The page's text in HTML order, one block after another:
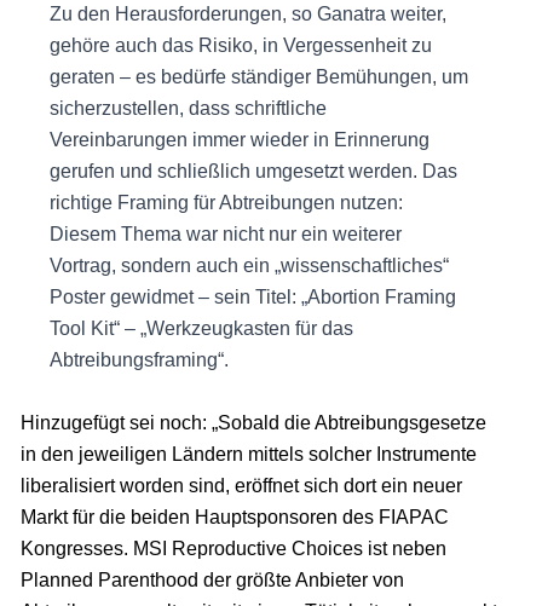
Zu den Herausforderungen, so Ganatra weiter,
gehöre auch das Risiko, in Vergessenheit zu
geraten – es bedürfe ständiger Bemühungen, um
sicherzustellen, dass schriftliche
Vereinbarungen immer wieder in Erinnerung
gerufen und schließlich umgesetzt werden. Das
richtige Framing für Abtreibungen nutzen:
Diesem Thema war nicht nur ein weiterer
Vortrag, sondern auch ein „wissenschaftliches“
Poster gewidmet – sein Titel: „Abortion Framing
Tool Kit“ – „Werkzeugkasten für das
Abtreibungsframing“.
Hinzugefügt sei noch: „Sobald die Abtreibungsgesetze
in den jeweiligen Ländern mittels solcher Instrumente
liberalisiert worden sind, eröffnet sich dort ein neuer
Markt für die beiden Hauptsponsoren des FIAPAC
Kongresses. MSI Reproductive Choices ist neben
Planned Parenthood der größte Anbieter von